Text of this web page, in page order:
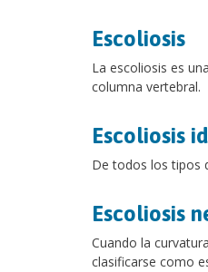
Escoliosis
La escoliosis es
columna vertebral.
Escoliosis
De todos los tipos
Escoliosis
Cuando la
clasificarse como